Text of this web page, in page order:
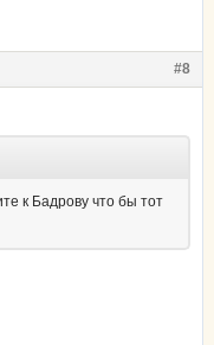
#8
к Бадрову что бы тот